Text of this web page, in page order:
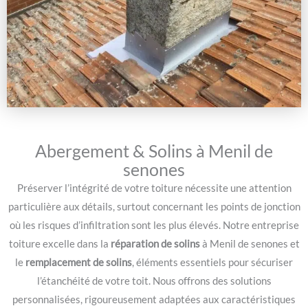
Abergement & Solins à Menil de
senones
Préserver l’intégrité de votre toiture nécessite une attention
particulière aux détails, surtout concernant les points de jonction
où les risques d’infiltration sont les plus élevés. Notre entreprise
toiture excelle dans la réparation de solinsà Menil de senones et
le remplacement de solins, éléments essentiels pour sécuriser
l’étanchéité de votre toit. Nous offrons des solutions
personnalisées, rigoureusement adaptées aux caractéristiques